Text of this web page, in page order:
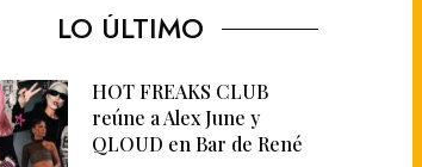
LO ÚLTIMO
HOT FREAKS CLUB
reúne a Alex June y
QLOUD en Bar de René